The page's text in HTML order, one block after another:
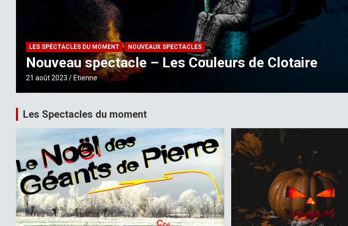
LES SPÉCTACLES DU MOMENT NOUVEAUX SPECTACLES
Nouveau spectacle – Les Couleurs de Clotaire
21 août 2023 Etienne
Les Spectacles du moment